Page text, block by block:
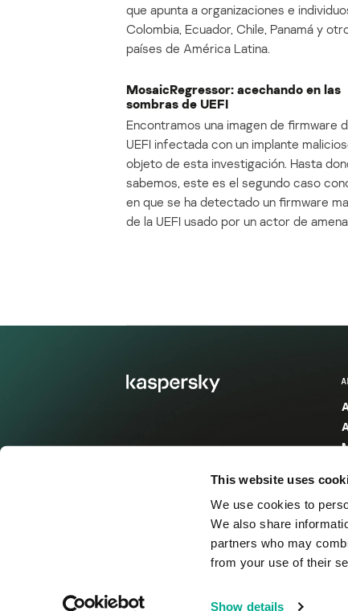
This website uses
We use cookies to
We also share
partners who may
from your use of their
Show details
que apunta a organizaciones e
Colombia, Ecuador, Chile, Panamá y
países de América Latina.
MosaicRegressor: acechando en las
sombras de UEFI
Encontramos una imagen de firmware
UEFI infectada con un implante
objeto de esta investigación. Hasta
sabemos, este es el segundo caso
en que se ha detectado un firmware
de la UEFI usado por un actor de
© 2026 AO Kaspersky Lab. Todos los derechos